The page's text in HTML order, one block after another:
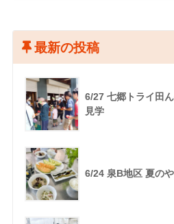
最新の投稿
6/27 七郷トライ田
見学
6/24 泉B地区 夏の